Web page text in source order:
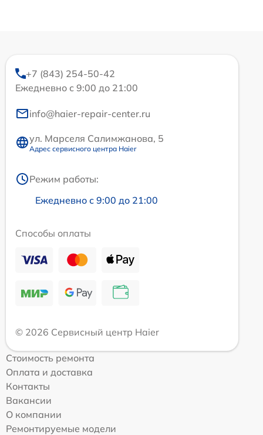
+7 (843) 254-50-42
Ежедневно с 9:00 до 21:00
info@haier-repair-center.ru
ул. Марселя Салимжанова, 5
Адрес сервисного центра Haier
Режим работы:
Ежедневно с 9:00 до 21:00
Способы оплаты
© 2026 Сервисный центр Haier
Стоимость ремонта
Оплата и доставка
Контакты
Вакансии
О компании
Ремонтируемые модели